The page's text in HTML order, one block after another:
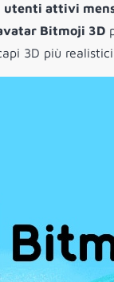
utenti attivi
Bitmoji 3D
3D più